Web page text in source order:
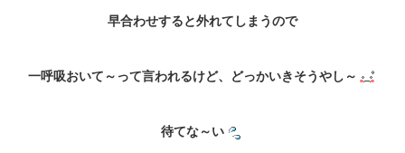
早合わせすると外れてしまうので
一呼吸おいて～って言われるけど、どっかいきそうやし～
待てな～い